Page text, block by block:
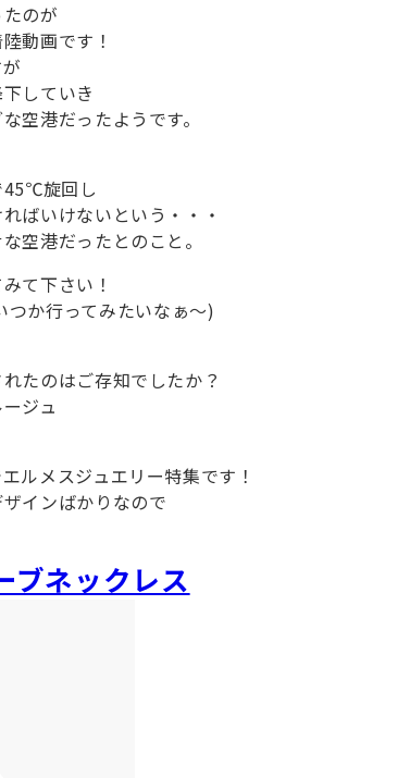
のが
動画です！
していき
空港だったようです。
45℃旋回し
ばいけないという・・・
空港だったとのこと。
て下さい！
か行ってみたいなぁ～)
たのはご存知でしたか？
ジュ
ルメスジュエリー特集です！
インばかりなので
ブネックレス